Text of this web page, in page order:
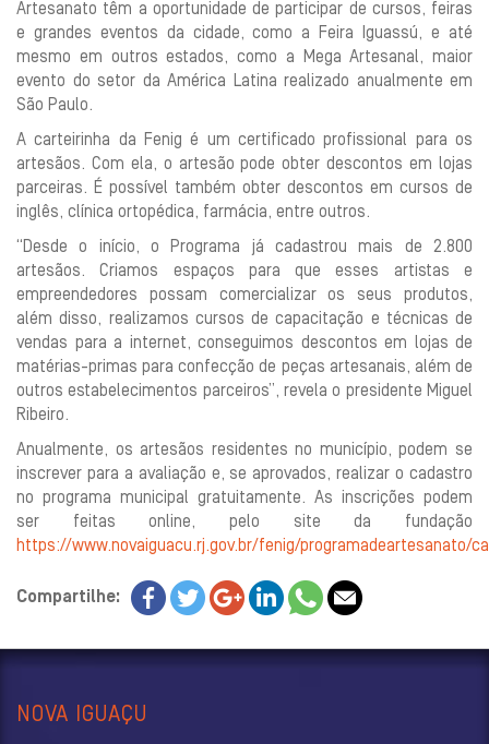
Artesanato têm a oportunidade de participar de cursos, feiras
e grandes eventos da cidade, como a Feira Iguassú, e até
mesmo em outros estados, como a Mega Artesanal, maior
evento do setor da América Latina realizado anualmente em
São Paulo.
A carteirinha da Fenig é um certificado profissional para os
artesãos. Com ela, o artesão pode obter descontos em lojas
parceiras. É possível também obter descontos em cursos de
inglês, clínica ortopédica, farmácia, entre outros.
“Desde o início, o Programa já cadastrou mais de 2.800
artesãos. Criamos espaços para que esses artistas e
empreendedores possam comercializar os seus produtos,
além disso, realizamos cursos de capacitação e técnicas de
vendas para a internet, conseguimos descontos em lojas de
matérias-primas para confecção de peças artesanais, além de
outros estabelecimentos parceiros”, revela o presidente Miguel
Ribeiro.
Anualmente, os artesãos residentes no município, podem se
inscrever para a avaliação e, se aprovados, realizar o cadastro
no programa municipal gratuitamente. As inscrições podem
ser feitas online, pelo site da fundação
https://www.novaiguacu.rj.gov.br/fenig/programadeartesanato/
Compartilhe:
NOVA IGUAÇU